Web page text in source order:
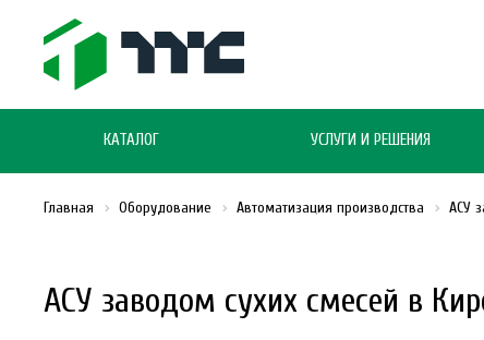
КАТАЛОГ УСЛУГИ И РЕШЕНИЯ
АСУ заводом сухих смесей в
Главная Оборудование Автоматизация производства АСУ